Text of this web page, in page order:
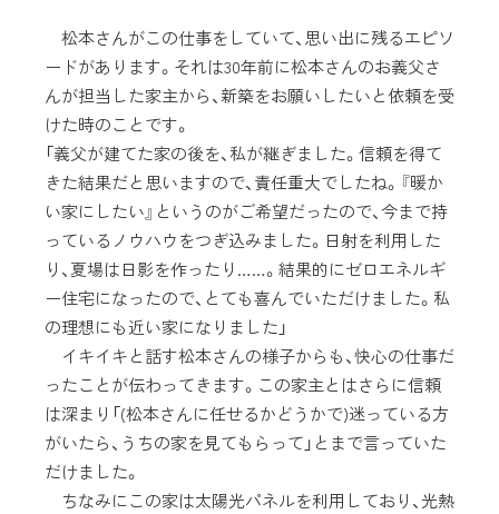
松本さんがこの仕事をしていて、思い出に残るエピソ
ードがあります。それは30年前に松本さんのお義父さ
んが担当した家主から、新築をお願いしたいと依頼を受
けた時のことです。
「義父が建てた家の後を、私が継ぎました。信頼を得て
きた結果だと思いますので、責任重大でしたね。『暖か
い家にしたい』というのがご希望だったので、今まで持
っているノウハウをつぎ込みました。日射を利用した
り、夏場は日影を作ったり……。結果的にゼロエネルギ
ー住宅になったので、とても喜んでいただけました。私
の理想にも近い家になりました」
イキイキと話す松本さんの様子からも、快心の仕事だ
ったことが伝わってきます。この家主とはさらに信頼
は深まり「(松本さんに任せるかどうかで)迷っている方
がいたら、うちの家を見てもらって」とまで言っていた
だけました。
ちなみにこの家は太陽光パネルを利用しており、光熱